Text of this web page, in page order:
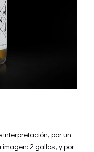
interpretación, por un
2 gallos, y por